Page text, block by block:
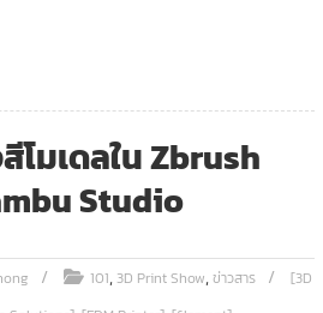
โมเดลใน Zbrush
Studio
101,3D Print Show,ข่าวสาร
[3D